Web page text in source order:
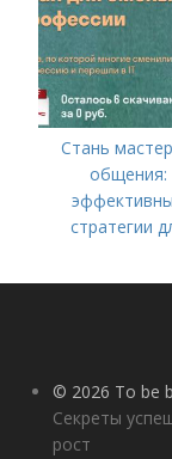
Стань
общения:
стратегии
© 2026 To be
Секреты
рост